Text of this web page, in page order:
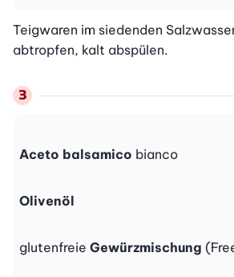
Teigwaren im siedenden
abtropfen, kalt abspülen.
Aceto balsamico bianco
Olivenöl
glutenfreie Gewürzmischung